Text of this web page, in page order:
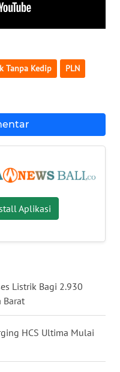
Tanpa Kedip PLN
Aplikasi
Listrik Bagi 2.930
Barat
HCS Ultima Mulai